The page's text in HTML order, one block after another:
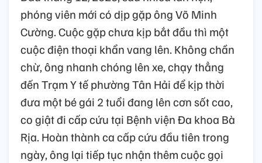
phóng viên mới có dịp gặp ông Võ Minh
Cường. Cuộc gặp chưa kịp bắt đầu thì một
cuộc điện thoại khẩn vang lên. Không chần
chừ, ông nhanh chóng lên xe, chạy thẳng
đến Trạm Y tế phường Tân Hải để kịp thời
đưa một bé gái 2 tuổi đang lên cơn sốt cao,
co giật đi cấp cứu tại Bệnh viện Đa khoa Bà
Rịa. Hoàn thành ca cấp cứu đầu tiên trong
ngày, ông lại tiếp tục nhận thêm cuộc gọi